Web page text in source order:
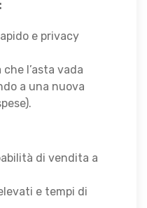
e privacy
che l’asta vada
a una nuova
di vendita a
e tempi di